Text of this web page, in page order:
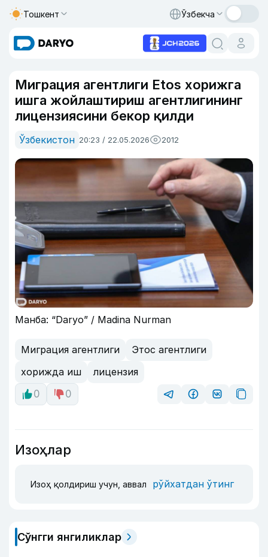
Тошкент Ўзбекча
Миграция агентлиги Etos хорижга
ишга жойлаштириш агентлигининг
лицензиясини бекор қилди
Ўзбекистон 20:23 / 22.05.2026 2012
Манба: “Daryo” / Madina Nurman
Миграция агентлиги
Этос агентлиги
хорижда иш
лицензия
0
0
Изоҳлар
Изоҳ қолдириш учун, аввал рўйхатдан ўтинг
Сўнгги янгиликлар